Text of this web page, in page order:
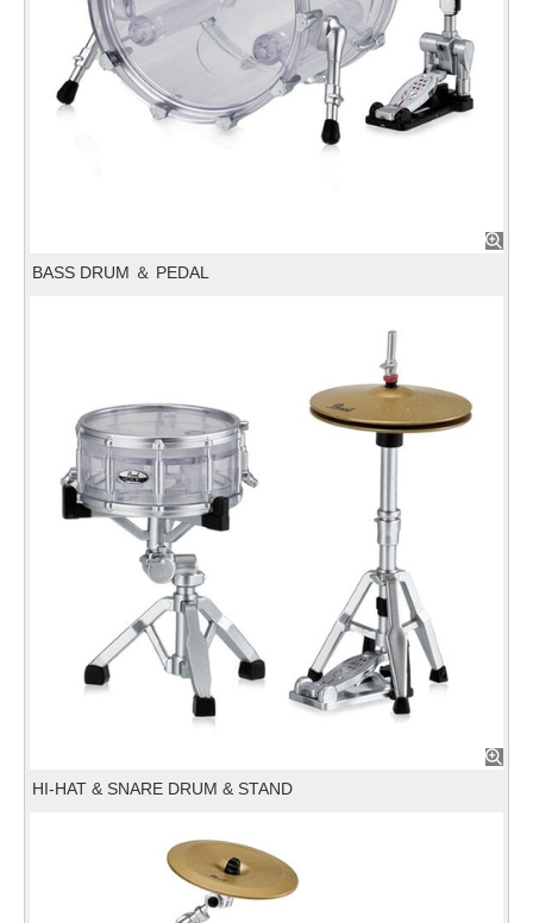
BASS DRUM ＆ PEDAL
HI-HAT & SNARE DRUM & STAND